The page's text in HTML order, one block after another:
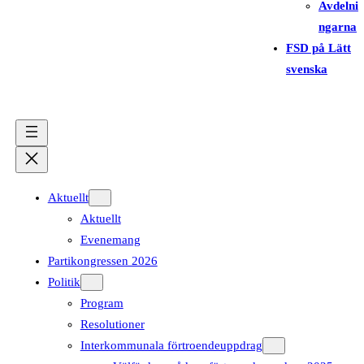
Avdelni
ngarna
FSD på Lätt
svenska
Aktuellt
Aktuellt
Evenemang
Partikongressen 2026
Politik
Program
Resolutioner
Interkommunala förtroendeuppdrag